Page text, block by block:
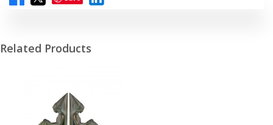
Related Products